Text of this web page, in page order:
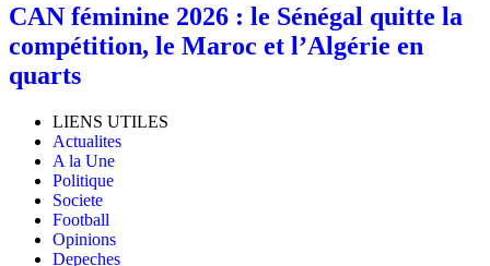
‎CAN féminine 2026 : le Sénégal quitte la
compétition, le Maroc et l’Algérie en
quarts
LIENS UTILES
Actualites
A la Une
Politique
Societe
Football
Opinions
Depeches